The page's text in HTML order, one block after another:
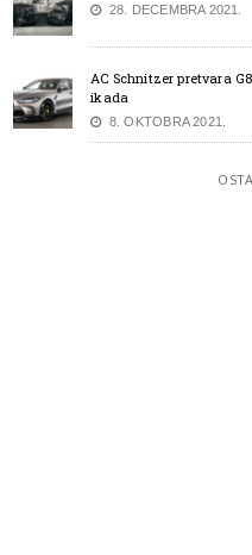
28. DECEMBRA 2021.
AC Schnitzer pretvara
ikada
8. OKTOBRA 2021.